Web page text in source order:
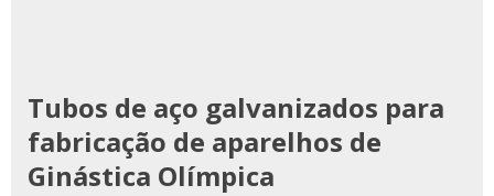
Tubos de aço galvanizados para
fabricação de aparelhos de
Ginástica Olímpica